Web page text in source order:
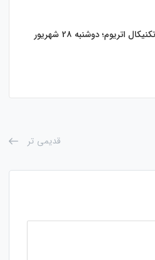
اتریوم؛ دوشنبه 28 شهریور
قدیمی تر